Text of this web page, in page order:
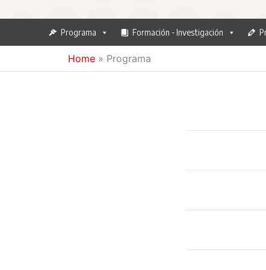
Programa Formación - Investigación
Home » Programa